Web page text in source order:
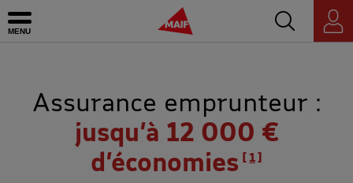
Ouvrir le menu MAIF - Allez à l'accueil de maif.fr
Accédez au
Espace
Assurance emprunteur :
jusqu’à 12 000 €
d’économies
1